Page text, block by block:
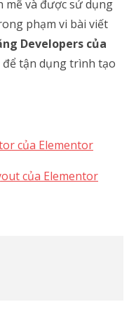
và được sử dụng
phạm vi bài viết
Developers của
để tận dụng trình tạo
của Elementor
của Elementor